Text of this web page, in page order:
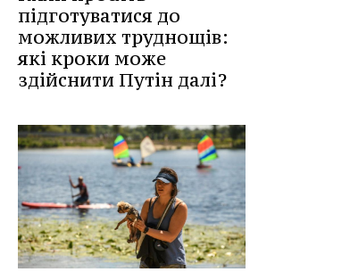
підготуватися до
можливих труднощів:
які кроки може
здійснити Путін далі?